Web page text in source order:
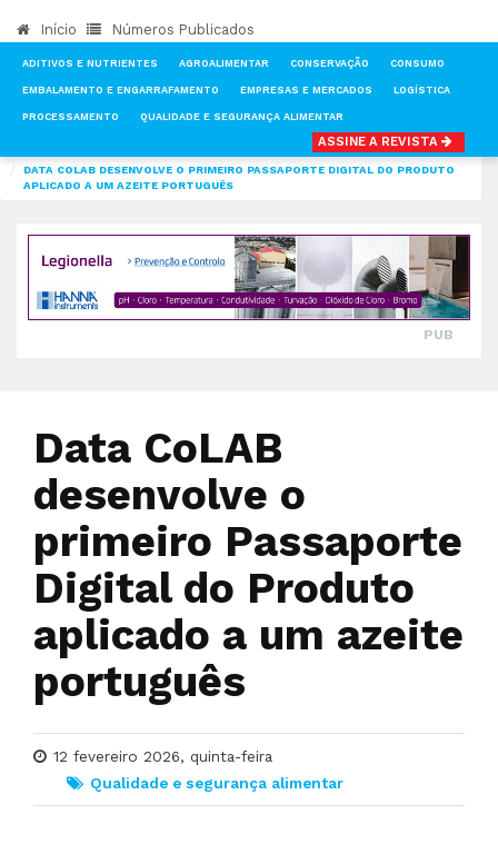
Início Números Publicados
ADITIVOS E NUTRIENTES AGROALIMENTAR CONSERVAÇÃO CONSUMO
EMBALAMENTO E ENGARRAFAMENTO EMPRESAS E MERCADOS LOGÍSTICA
PROCESSAMENTO QUALIDADE E SEGURANÇA ALIMENTAR
ASSINE A REVISTA
QUALIDADE E SEGURANÇA ALIMENTAR
DATA COLAB DESENVOLVE O PRIMEIRO PASSAPORTE DIGITAL DO PRODUTO
APLICADO A UM AZEITE PORTUGUÊS
PUB
Data CoLAB
desenvolve o
primeiro Passaporte
Digital do Produto
aplicado a um azeite
português
12 fevereiro 2026, quinta-feira
Qualidade e segurança alimentar